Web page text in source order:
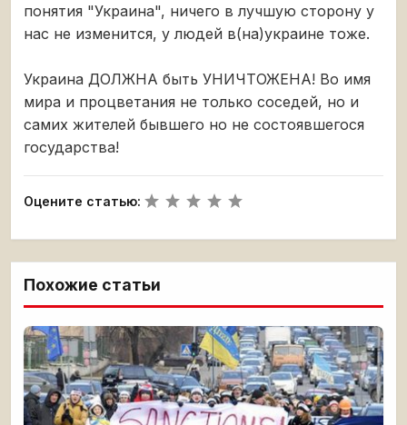
понятия "Украина", ничего в лучшую сторону у
нас не изменится, у людей в(на)украине тоже.
Украина ДОЛЖНА быть УНИЧТОЖЕНА! Во имя
мира и процветания не только соседей, но и
самих жителей бывшего но не состоявшегося
государства!
Оцените статью:
Похожие статьи